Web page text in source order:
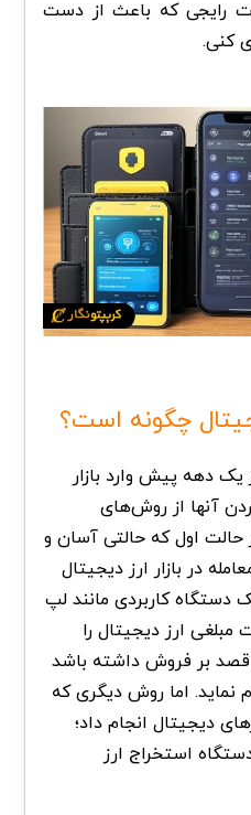
رایجی که باعث از دست
کنی.
چگونه است؟
دهه پیش وارد بازار
آنها از روش‌های
اول که حالتی آسان و
در بازار ارز دیجیتال
دستگاه کاربردی مانند لپ
ارز دیجیتال را
قصد بر فروش داشته باشد
نماید. اما روش دیگری که
دیجیتال انجام داد؛
استخراج ارز